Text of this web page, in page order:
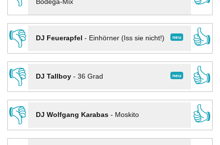
Bodega-Mix
👎
neu
DJ Feuerapfel - Einhörner (Iss sie nicht!)
👍
👎
neu
DJ Tallboy- 36 Grad
👍
👎
DJ Wolfgang Karabas- Moskito
👍